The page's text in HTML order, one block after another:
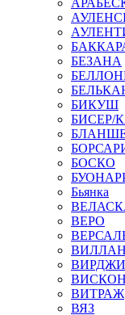
БЕЗАНА
БИКУШ
БИСЕР/
БОСКО
Бьянка
ВЕРО
ВИТРАЖ
ВЯЗ